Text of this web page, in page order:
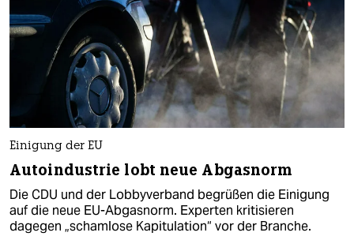
Einigung der EU
Autoindustrie lobt neue Abgasnorm
Die CDU und der Lobbyverband begrüßen die Einigung
auf die neue EU-Abgasnorm. Experten kritisieren
dagegen „schamlose Kapitulation“ vor der Branche.